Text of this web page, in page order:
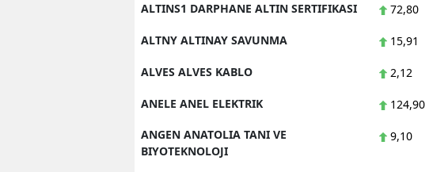
ALTINS1 DARPHANE ALTIN SERTIFIKASI 72,80
ALTNY ALTINAY SAVUNMA 15,91
ALVES ALVES KABLO 2,12
ANELE ANEL ELEKTRIK 124,90
ANGEN ANATOLIA TANI VE
BIYOTEKNOLOJI
9,10